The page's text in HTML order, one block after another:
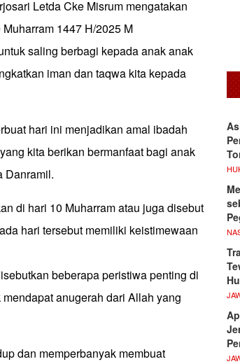
Letda Cke Misrum mengatakan
1447 H/2025 M
saling berbagi kepada anak anak
iman dan taqwa kita kepada
hari ini menjadikan amal ibadah
kita berikan bermanfaat bagi anak
Danramil.
di hari 10 Muharram atau juga disebut
hari tersebut memiliki keistimewaan
beberapa peristiwa penting di
anugerah dari Allah yang
dan memperbanyak membuat